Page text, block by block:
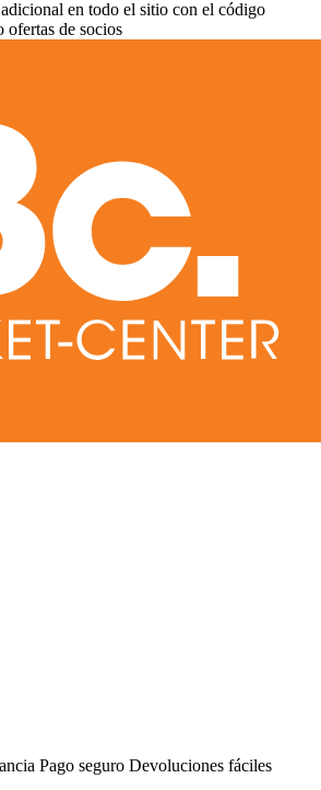
en todo el sitio con el código
ofertas de socios
Pago seguro Devoluciones fáciles